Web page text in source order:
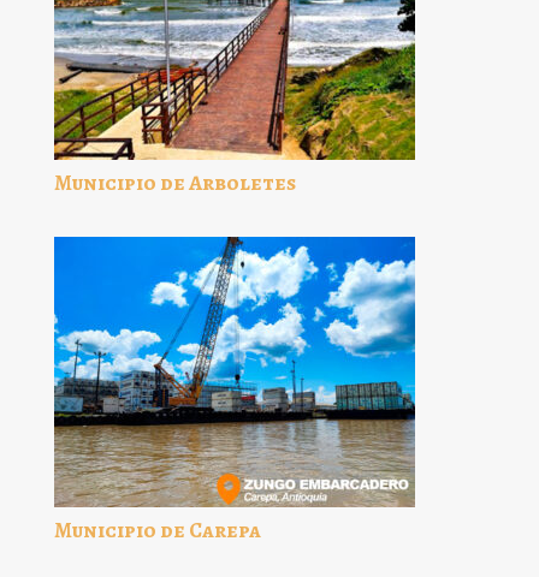
Municipio de Arboletes
Municipio de Carepa